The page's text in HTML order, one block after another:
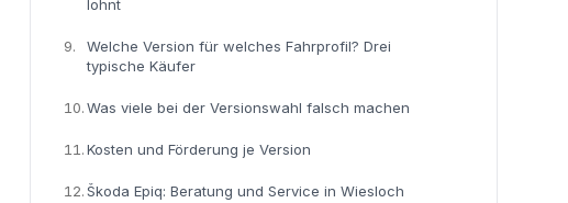
lohnt
9.
Welche Version für welches Fahrprofil? Drei
typische Käufer
10.Was viele bei der Versionswahl falsch machen
11.Kosten und Förderung je Version
12.Škoda Epiq: Beratung und Service in Wiesloch